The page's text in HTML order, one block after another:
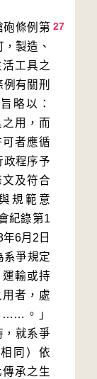
27
條例第
製造、
工具之
有關刑
略以：
之用，而
者應循
政程序予
及符合
規範意
紀錄第1
6月2日
系爭規定
輸或持
者，處
……。」
，就系爭
同）依
承之生